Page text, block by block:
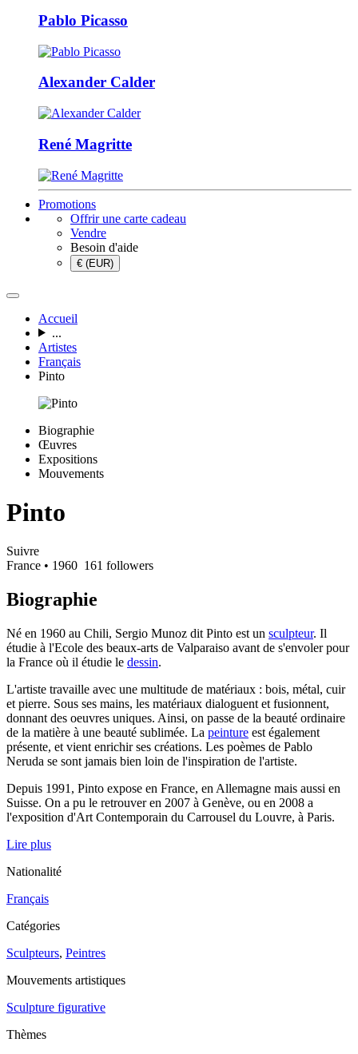
Pablo Picasso
Alexander Calder
René Magritte
Promotions
Offrir une carte cadeau
Vendre
Besoin d'aide
€ (EUR)
Accueil
...
Artistes
Français
Pinto
Biographie
Œuvres
Expositions
Mouvements
Pinto
Suivre
France • 1960 161 followers
Biographie
Né en 1960 au Chili, Sergio Munoz dit Pinto est un sculpteur. Il
étudie à l'Ecole des beaux-arts de Valparaiso avant de s'envoler pour
la France où il étudie le dessin.
L'artiste travaille avec une multitude de matériaux : bois, métal, cuir
et pierre. Sous ses mains, les matériaux dialoguent et fusionnent,
donnant des oeuvres uniques. Ainsi, on passe de la beauté ordinaire
de la matière à une beauté sublimée. La peinture est également
présente, et vient enrichir ses créations. Les poèmes de Pablo
Neruda se sont jamais bien loin de l'inspiration de l'artiste.
Depuis 1991, Pinto expose en France, en Allemagne mais aussi en
Suisse. On a pu le retrouver en 2007 à Genève, ou en 2008 a
l'exposition d'Art Contemporain du Carrousel du Louvre, à Paris.
Lire plus
Nationalité
Français
Catégories
Sculpteurs, Peintres
Mouvements artistiques
Sculpture figurative
Thèmes